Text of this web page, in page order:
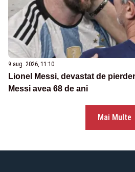
9 aug. 2026, 11:10
Lionel Messi, devastat de
Messi avea 68 de ani
Mai Multe